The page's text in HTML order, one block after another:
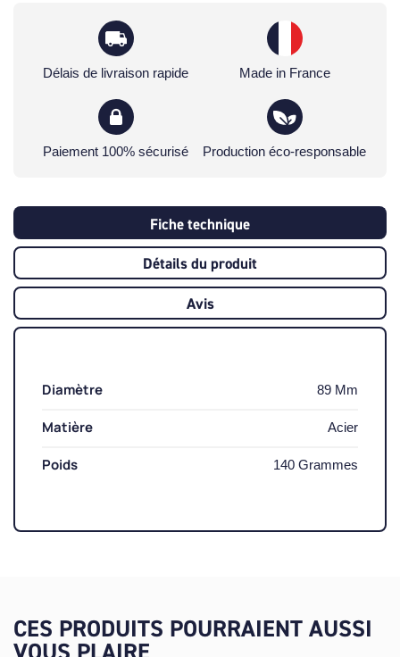
Délais de livraison rapide Made in France
Paiement 100% sécurisé Production éco-responsable
Fiche technique
Détails du produit
Avis
Diamètre 89 Mm
Matière Acier
Poids 140 Grammes
CES PRODUITS POURRAIENT AUSSI